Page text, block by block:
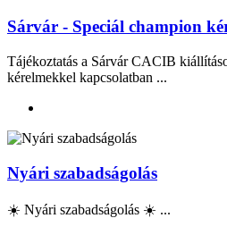
Sárvár - Speciál champion
Tájékoztatás a Sárvár CACIB
kérelmekkel kapcsolatban ...
Nyári szabadságolás
☀️ Nyári szabadságolás ☀️ ...